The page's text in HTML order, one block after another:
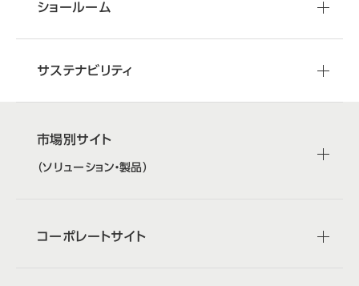
ショールーム
サステナビリティ
市場別サイト
（ソリューション・製品）
コーポレートサイト